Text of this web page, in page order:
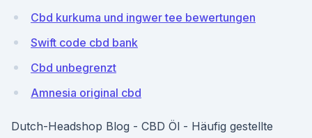
Cbd kurkuma und ingwer tee bewertungen
Swift code cbd bank
Cbd unbegrenzt
Amnesia original cbd
Dutch-Headshop Blog - CBD Öl - Häufig gestellte